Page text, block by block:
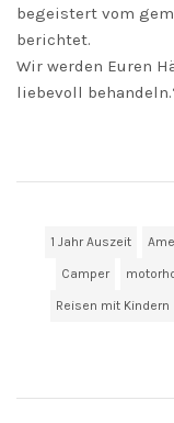
begeistert vom
berichtet.
Wir werden Euren
liebevoll
1 Jahr Auszeit
Camper
Reisen mit Kindern